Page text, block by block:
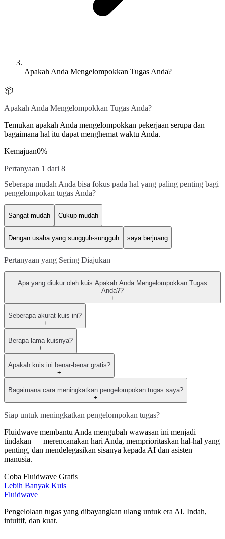
Apakah Anda Mengelompokkan Tugas Anda?
📦
Apakah Anda Mengelompokkan Tugas Anda?
Temukan apakah Anda mengelompokkan pekerjaan serupa dan
bagaimana hal itu dapat menghemat waktu Anda.
Kemajuan0%
Pertanyaan 1 dari 8
Seberapa mudah Anda bisa fokus pada hal yang paling penting bagi
pengelompokan tugas Anda?
Sangat mudah Cukup mudah
Dengan usaha yang sungguh-sungguh saya berjuang
Pertanyaan yang Sering Diajukan
Apa yang diukur oleh kuis Apakah Anda Mengelompokkan Tugas
Anda??
+
Seberapa akurat kuis ini?
+
Berapa lama kuisnya?
+
Apakah kuis ini benar-benar gratis?
+
Bagaimana cara meningkatkan pengelompokan tugas saya?
+
Siap untuk meningkatkan pengelompokan tugas?
Fluidwave membantu Anda mengubah wawasan ini menjadi
tindakan — merencanakan hari Anda, memprioritaskan hal-hal yang
penting, dan mendelegasikan sisanya kepada AI dan asisten
manusia.
Coba Fluidwave Gratis
Lebih Banyak Kuis
Fluidwave
Pengelolaan tugas yang dibayangkan ulang untuk era AI. Indah,
intuitif, dan kuat.